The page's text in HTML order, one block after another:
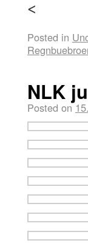
<
Posted in
NLK
Posted on